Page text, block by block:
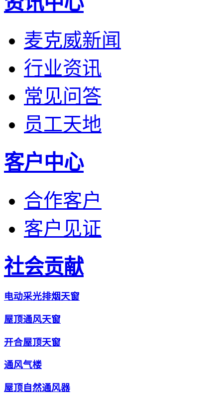
麦克威新闻
行业资讯
常见问答
员工天地
客户中心
合作客户
客户见证
社会贡献
电动采光排烟天窗
屋顶通风天窗
开合屋顶天窗
通风气楼
屋顶自然通风器